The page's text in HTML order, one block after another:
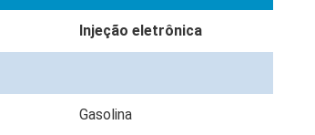
Injeção eletrônica
Gasolina